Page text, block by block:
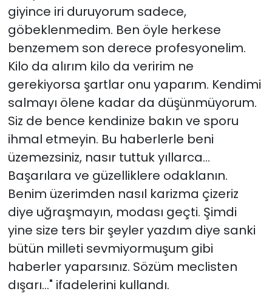
giyince iri duruyorum sadece,
göbeklenmedim. Ben öyle herkese
benzemem son derece profesyonelim.
Kilo da alırım kilo da veririm ne
gerekiyorsa şartlar onu yaparım. Kendimi
salmayı ölene kadar da düşünmüyorum.
Siz de bence kendinize bakın ve sporu
ihmal etmeyin. Bu haberlerle beni
üzemezsiniz, nasır tuttuk yıllarca…
Başarılara ve güzelliklere odaklanın.
Benim üzerimden nasıl karizma çizeriz
diye uğraşmayın, modası geçti. Şimdi
yine size ters bir şeyler yazdım diye sanki
bütün milleti sevmiyormuşum gibi
haberler yaparsınız. Sözüm meclisten
dışarı…" ifadelerini kullandı.